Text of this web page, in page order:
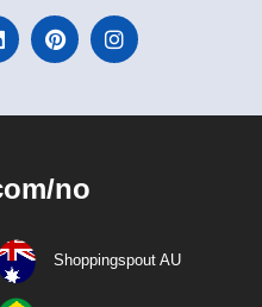
no
Shoppingspout AU